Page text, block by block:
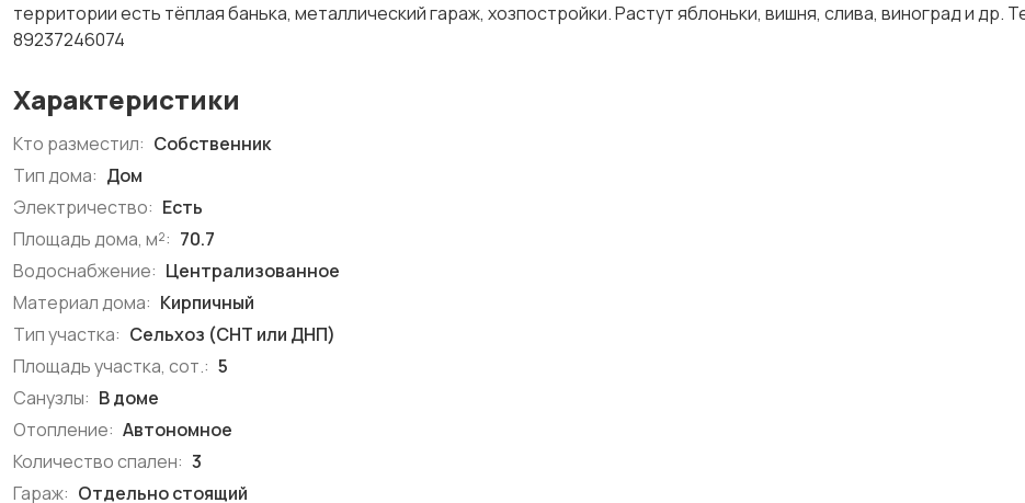
территории есть тёплая банька, металлический гараж, хозпостройки. Растут яблоньки, вишня, слива, виноград и др.
89237246074
Характеристики
Кто разместил: Собственник
Тип дома: Дом
Электричество: Есть
Площадь дома, м²: 70.7
Водоснабжение: Централизованное
Материал дома: Кирпичный
Тип участка: Сельхоз (СНТ или ДНП)
Площадь участка, сот.: 5
Санузлы: В доме
Отопление: Автономное
Количество спален: 3
Гараж: Отдельно стоящий